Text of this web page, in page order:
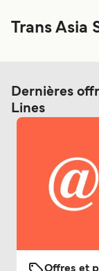
Trans
Dernières
Lines